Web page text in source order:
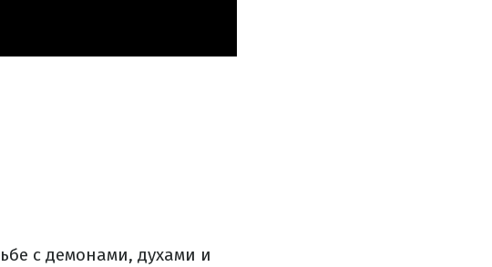
с демонами, духами и